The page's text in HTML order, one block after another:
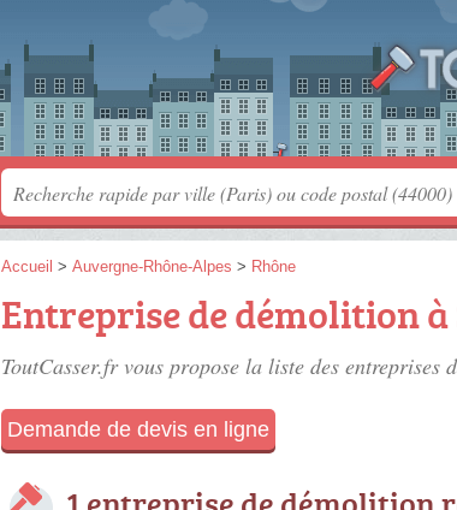
Accueil > Auvergne-Rhône-Alpes > Rhône
Entreprise de démolition
ToutCasser.fr vous propose la liste des entreprises
Demande de devis en ligne